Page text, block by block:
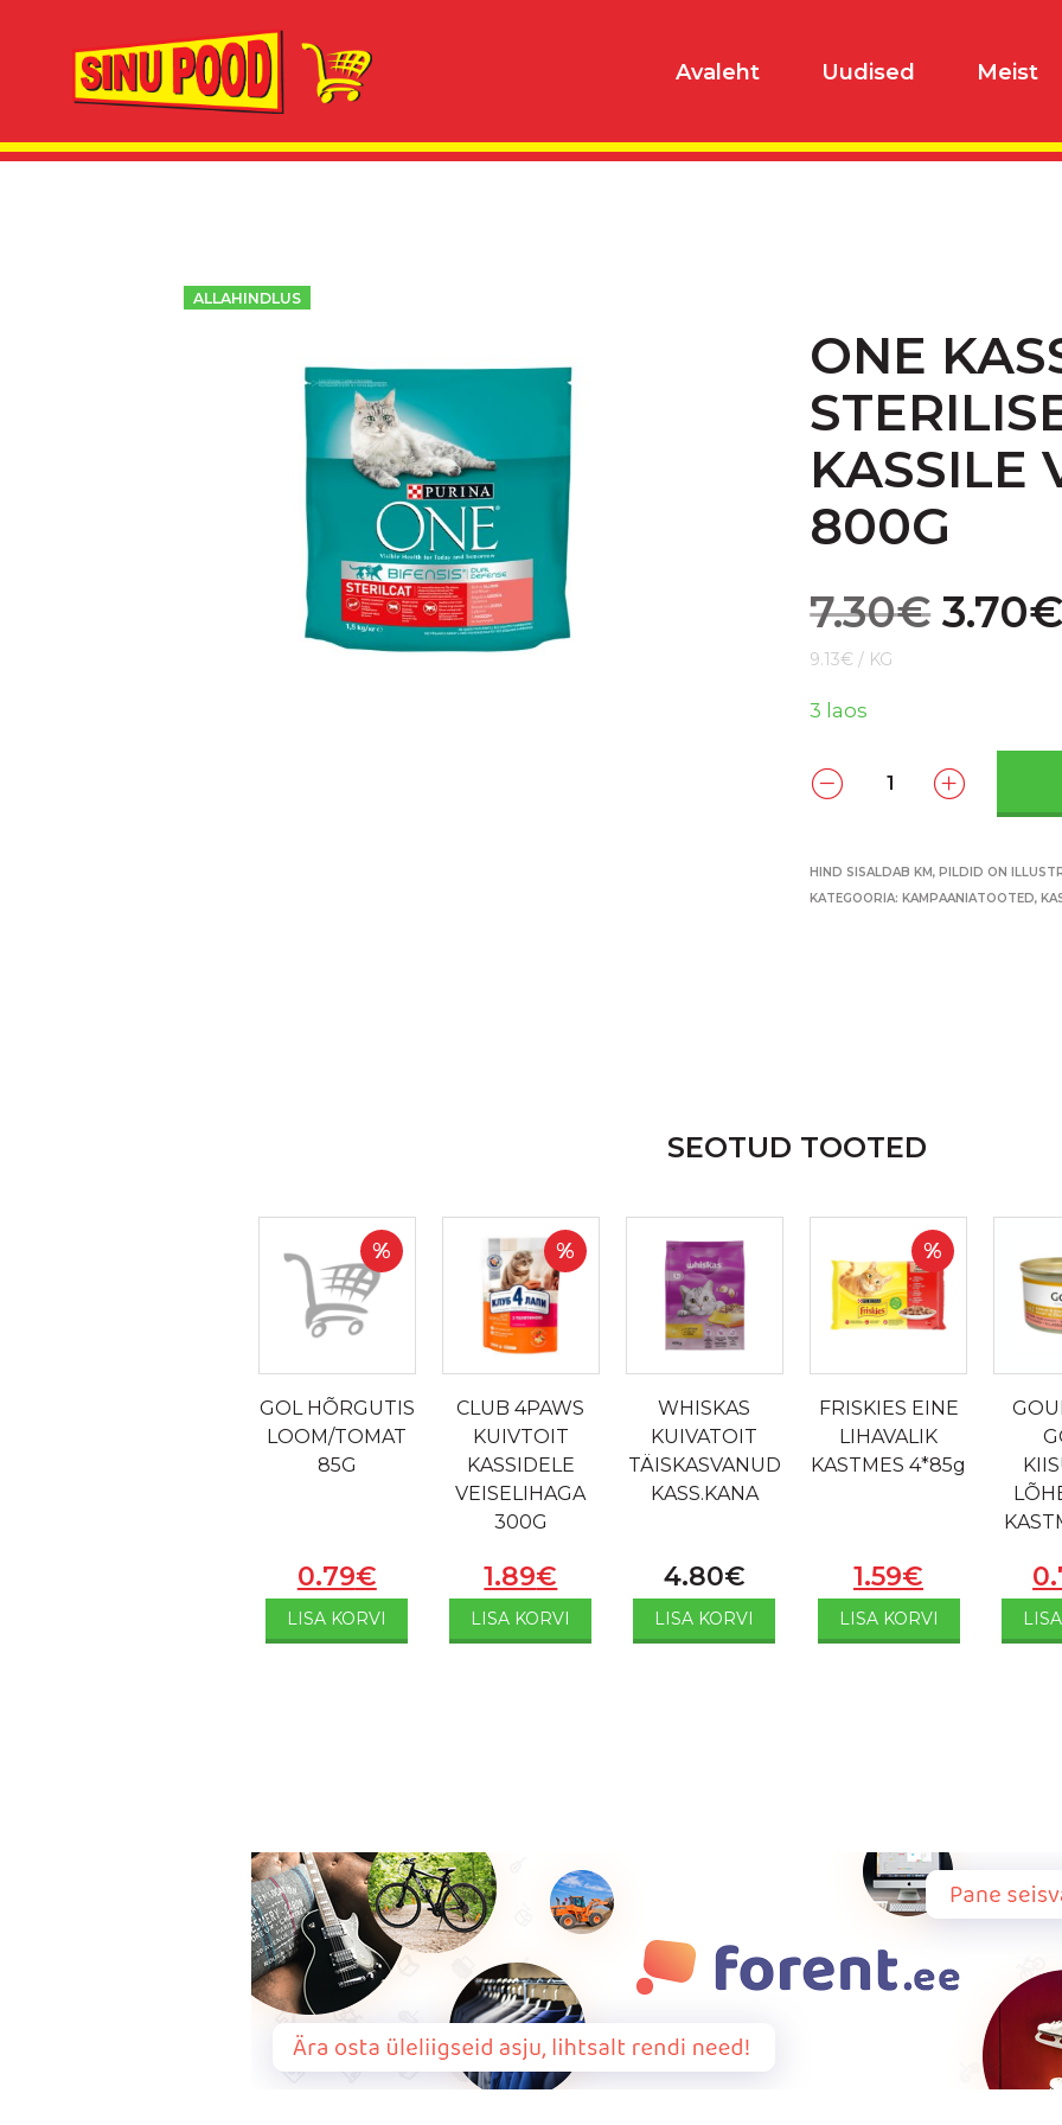
Avaleht Uudised Meist
ALLAHINDLUS
ONE
KASSILE
800G
7.30€ 3.70€
9.13€ / KG
3 laos
HIND SISALDAB KM, PILDID ON
KATEGOORIA:KAMPAANIA­­TOOTED,
SEOTUD TOOTED
%
GOL HÕRGUTIS
LOOM/TOMAT
85G
0.79€
LISA KORVI
%
CLUB 4PAWS
KUIVTOIT
KASSIDELE
VEISELIHAGA
300G
1.89€
LISA KORVI
WHISKAS
KUIVATOIT
TÄISKASVANUD
KASS.KANA
4.80€
LISA KORVI
%
FRISKIES EINE
LIHAVALIK
KASTMES 4*85g
1.59€
LISA KORVI